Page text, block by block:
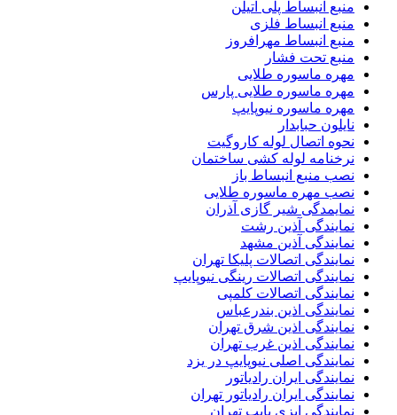
منبع انبساط پلی اتیلن
منبع انبساط فلزی
منبع انبساط مهرافروز
منبع تحت فشار
مهره ماسوره طلایی
مهره ماسوره طلایی پارس
مهره ماسوره نیوپایپ
نایلون حبابدار
نحوه اتصال لوله کاروگیت
نرخنامه لوله کشی ساختمان
نصب منبع انبساط باز
نصب مهره ماسوره طلایی
نمایمدگی شیر گازی آذران
نمایندگی آذین رشت
نمایندگی آذین مشهد
نمایندگی اتصالات پلیکا تهران
نمایندگی اتصالات رینگی نیوپایپ
نمایندگی اتصالات کلمپی
نمایندگی اذین بندرعباس
نمایندگی اذین شرق تهران
نمایندگی اذین غرب تهران
نمایندگی اصلی نیوپایپ در یزد
نمایندگی ایران رادیاتور
نمایندگی ایران رادیاتور تهران
نمایندگی ایزی پایپ تهران